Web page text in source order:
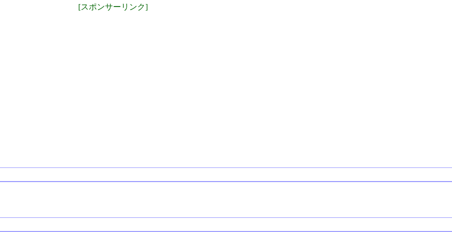
[スポンサーリンク]